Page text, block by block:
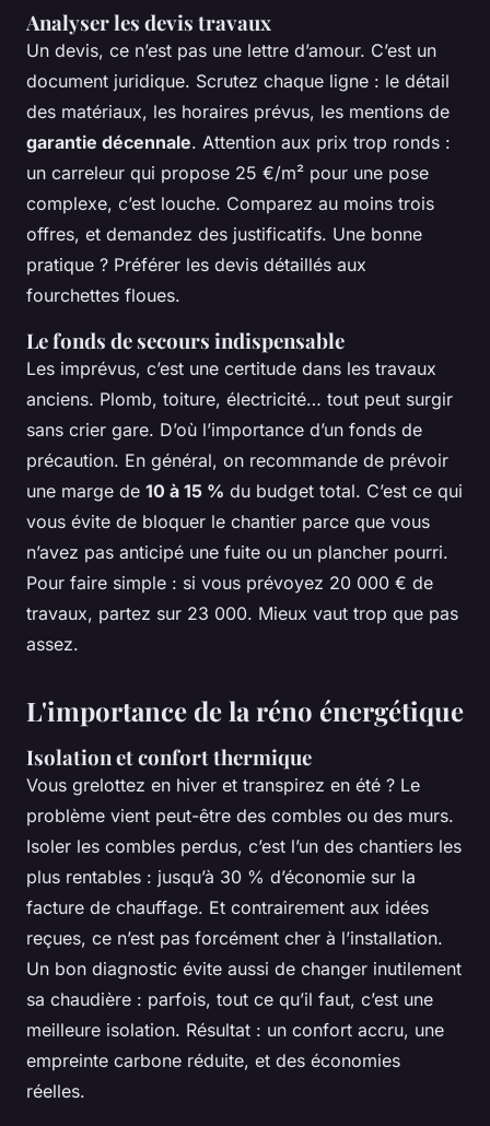
Analyser les devis travaux
Un devis, ce n’est pas une lettre d’amour. C’est un
document juridique. Scrutez chaque ligne : le détail
des matériaux, les horaires prévus, les mentions de
garantie décennale. Attention aux prix trop ronds :
un carreleur qui propose 25 €/m² pour une pose
complexe, c’est louche. Comparez au moins trois
offres, et demandez des justificatifs. Une bonne
pratique ? Préférer les devis détaillés aux
fourchettes floues.
Le fonds de secours indispensable
Les imprévus, c’est une certitude dans les travaux
anciens. Plomb, toiture, électricité… tout peut surgir
sans crier gare. D’où l’importance d’un fonds de
précaution. En général, on recommande de prévoir
une marge de 10 à 15 % du budget total. C’est ce qui
vous évite de bloquer le chantier parce que vous
n’avez pas anticipé une fuite ou un plancher pourri.
Pour faire simple : si vous prévoyez 20 000 € de
travaux, partez sur 23 000. Mieux vaut trop que pas
assez.
L'importance de la réno énergétique
Isolation et confort thermique
Vous grelottez en hiver et transpirez en été ? Le
problème vient peut-être des combles ou des murs.
Isoler les combles perdus, c’est l’un des chantiers les
plus rentables : jusqu’à 30 % d’économie sur la
facture de chauffage. Et contrairement aux idées
reçues, ce n’est pas forcément cher à l’installation.
Un bon diagnostic évite aussi de changer inutilement
sa chaudière : parfois, tout ce qu’il faut, c’est une
meilleure isolation. Résultat : un confort accru, une
empreinte carbone réduite, et des économies
réelles.